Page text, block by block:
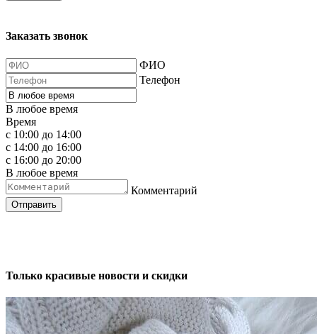
Заказать звонок
ФИО
Телефон
В любое время
Время
с 10:00 до 14:00
с 14:00 до 16:00
с 16:00 до 20:00
В любое время
Комментарий
Отправить
Только красивые новости и скидки